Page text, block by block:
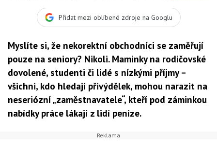
úhradu. Foto:SXC, Text:dTestPřidat mezi oblíbené zdroje na Googlu
Myslíte si, že nekorektní obchodníci se zaměřují
pouze na seniory? Nikoli. Maminky na rodičovské
dovolené, studenti či lidé s nízkými příjmy –
všichni, kdo hledají přivýdělek, mohou narazit na
neseriózní „zaměstnavatele“, kteří pod záminkou
nabídky práce lákají z lidí peníze.